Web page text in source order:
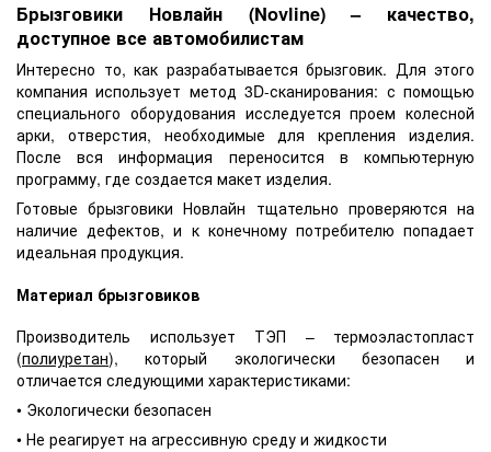
Брызговики Новлайн (Novline) – качество,
доступное все автомобилистам
Интересно то, как разрабатывается брызговик. Для этого
компания использует метод 3D-сканирования: с помощью
специального оборудования исследуется проем колесной
арки, отверстия, необходимые для крепления изделия.
После вся информация переносится в компьютерную
программу, где создается макет изделия.
Готовые брызговики Новлайн тщательно проверяются на
наличие дефектов, и к конечному потребителю попадает
идеальная продукция.
Материал брызговиков
Производитель использует ТЭП – термоэластопласт
(полиуретан), который экологически безопасен и
отличается следующими характеристиками:
• Экологически безопасен
• Не реагирует на агрессивную среду и жидкости